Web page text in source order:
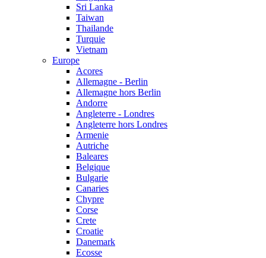
Sri Lanka
Taiwan
Thailande
Turquie
Vietnam
Europe
Acores
Allemagne - Berlin
Allemagne hors Berlin
Andorre
Angleterre - Londres
Angleterre hors Londres
Armenie
Autriche
Baleares
Belgique
Bulgarie
Canaries
Chypre
Corse
Crete
Croatie
Danemark
Ecosse